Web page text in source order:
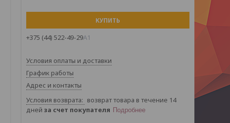
КУПИТЬ
+375 (44) 522-49-29А1
Условия оплаты и доставки
График работы
Адрес и контакты
возврат товара в течение 14
дней за счет покупателя Подробнее